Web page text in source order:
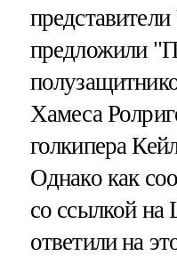
предложили
Хамеса
голкипера
Однако как
со ссылкой
ответили на